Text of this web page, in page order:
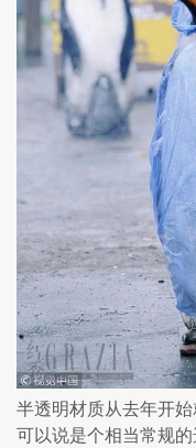
半透明材质从去年开
可以说是个相当常规的